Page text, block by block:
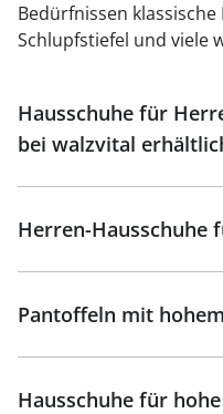
Bedürfnissen
Schlupfstiefel und viele
Hausschuhe für
bei walzvital
Herren-Hausschuhe
Pantoffeln mit
Hausschuhe für